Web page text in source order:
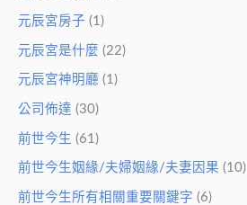
元辰宮房子 (1)
元辰宮是什麼 (22)
元辰宮神明廳 (1)
公司佈達 (30)
前世今生 (61)
前世今生姻緣/夫婦姻緣/夫妻因果 (10)
前世今生所有相關重要關鍵字 (6)